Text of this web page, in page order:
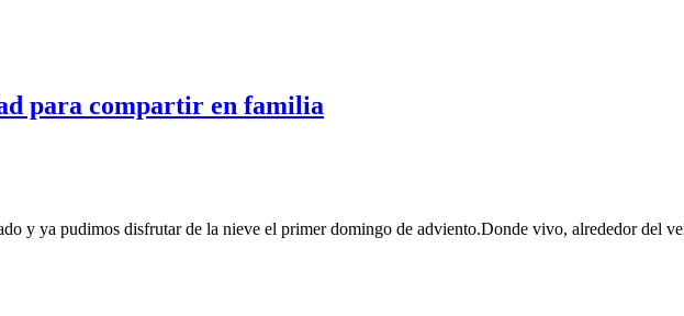
para compartir en familia
y ya pudimos disfrutar de la nieve el primer domingo de adviento.Donde vivo, alrededor del